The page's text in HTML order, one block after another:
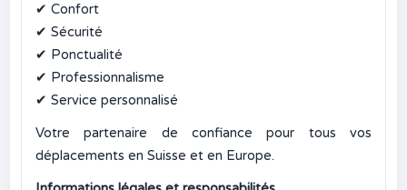
✔ Confort
✔ Sécurité
✔ Ponctualité
✔ Professionnalisme
✔ Service personnalisé
Votre partenaire de confiance pour tous vos
déplacements en Suisse et en Europe.